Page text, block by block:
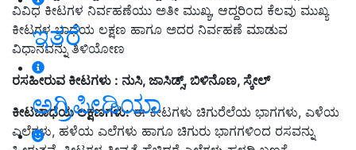
ಇತರೆ
ಅಗ್ರಿಪೀಡಿಯಾ
ವಿವಿಧ ಕೀಟಗಳ ನಿರ್ವಹಣೆಯು ಅತೀ ಮುಖ್ಯ, ಆದ್ದರಿಂದ ಕೆಲವು ಮುಖ್ಯ
ಕೀಟಗಳ ಬಾಧೆಯ ಲಕ್ಷಣ ಹಾಗೂ ಅದರ ನಿರ್ವಹಣೆ ಮಾಡುವ
ವಿಧಾನವನ್ನು ತಿಳಿಯೋಣ
ರಸಹೀರುವ ಕೀಟಗಳು : ನುಸಿ, ಜಾಸಿಡ್ಸ್, ಬಿಳಿನೊಣ, ಸ್ಕೇಲ್
ಕೀಟಬಾಧೆಯ ಲಕ್ಷಣಗಳು: ಈ ಕೀಟಗಳು ಚಿಗುರೆಲೆಯ ಭಾಗಗಳು, ಎಳೆಯ
ಎಲೆಗಳು, ಹಳೆಯ ಎಲೆಗಳು ಹಾಗೂ ಚಿಗುರು ಭಾಗಗಳಿಂದ ರಸವನ್ನು